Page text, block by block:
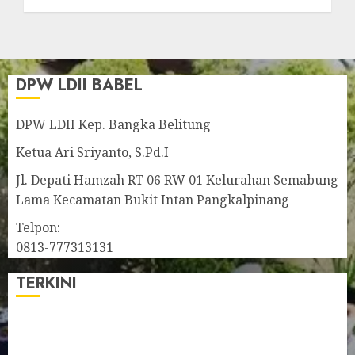
DPW LDII BABEL
DPW LDII Kep. Bangka Belitung
Ketua Ari Sriyanto, S.Pd.I
Jl. Depati Hamzah RT 06 RW 01 Kelurahan Semabung
Lama Kecamatan Bukit Intan Pangkalpinang
Telpon:
0813-777313131
TERKINI